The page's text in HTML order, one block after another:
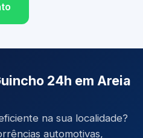
24h em Areia
na sua localidade?
automotivas,